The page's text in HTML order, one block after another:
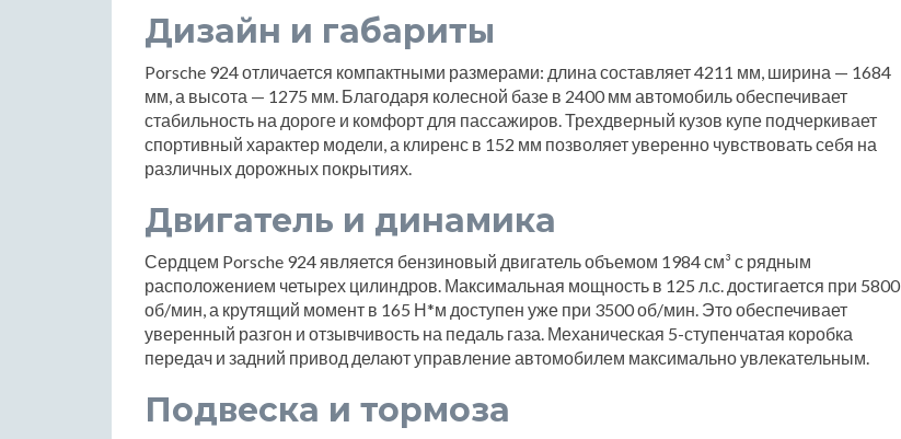
Дизайн и габариты
Porsche 924 отличается компактными размерами: длина составляет 4211 мм, ширина — 1684
мм, а высота — 1275 мм. Благодаря колесной базе в 2400 мм автомобиль обеспечивает
стабильность на дороге и комфорт для пассажиров. Трехдверный кузов купе подчеркивает
спортивный характер модели, а клиренс в 152 мм позволяет уверенно чувствовать себя на
различных дорожных покрытиях.
Двигатель и динамика
Сердцем Porsche 924 является бензиновый двигатель объемом 1984 см³ с рядным
расположением четырех цилиндров. Максимальная мощность в 125 л.с. достигается при 5800
об/мин, а крутящий момент в 165 Н*м доступен уже при 3500 об/мин. Это обеспечивает
уверенный разгон и отзывчивость на педаль газа. Механическая 5-ступенчатая коробка
передач и задний привод делают управление автомобилем максимально увлекательным.
Подвеска и тормоза